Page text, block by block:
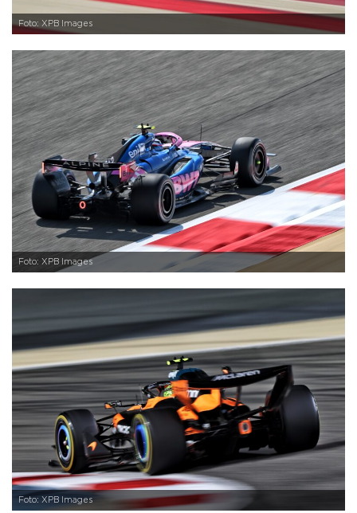
Foto: XPB Images
Foto: XPB Images
Foto: XPB Images